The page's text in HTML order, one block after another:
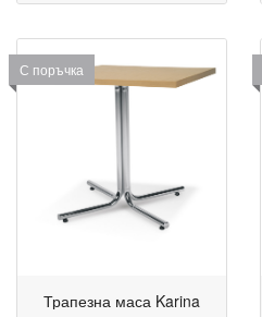
С поръчка
Трапезна маса Karina